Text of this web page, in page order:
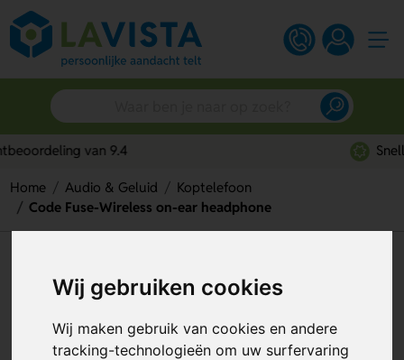
Wij gebruiken cookies
Wij maken gebruik van cookies en andere
tracking-technologieën om uw surfervaring
Home Audio & Geluid
Koptelefoon
Code Fuse-Wireless on-ear headphone
headphone
Artikelnummer: 329523